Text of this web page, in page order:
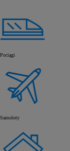
Pociągi
Samoloty